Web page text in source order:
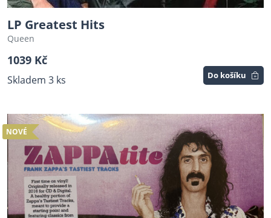
LP Greatest Hits
Queen
1039 Kč
Skladem 3 ks Do košíku
NOVÉ